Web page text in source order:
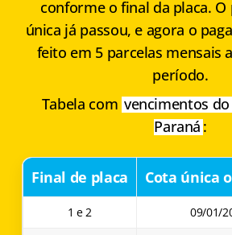
conforme o final da placa. O
única já passou, e agora o
feito em 5 parcelas mensais
período.
Tabela com vencimentos do
Paraná :
Final de placa Cota única
1 e 2 09/01/